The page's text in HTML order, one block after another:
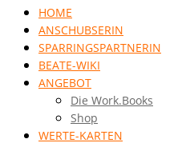
Kommunikationsgenialistin
VISION
HOCH
DREI
HOME
ANSCHUBSERIN
SPARRINGSPARTNERIN
BEATE-WIKI
ANGEBOT
Die Work.Books
Shop
WERTE-KARTEN